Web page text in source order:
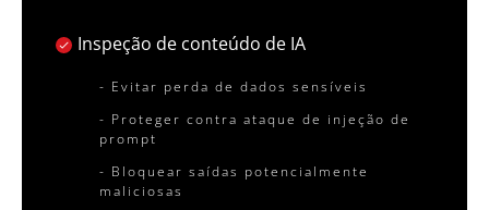
Inspeção de conteúdo de IA
- Evitar perda de dados sensíveis
- Proteger contra ataque de injeção de
prompt
- Bloquear saídas potencialmente
maliciosas